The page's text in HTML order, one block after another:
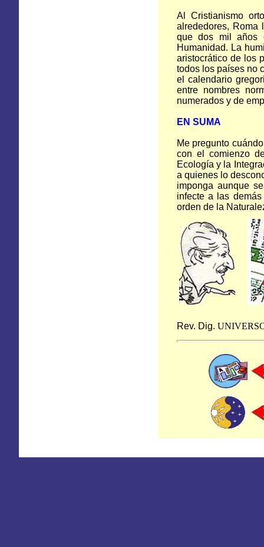
Al Cristianismo
alrededores, Roma
que dos mil años
Humanidad. La
aristocrático de los
todos los países no
el calendario
entre nombres
numerados y de
EN SUMA
Me pregunto
con el comienzo
Ecología y la
a quienes lo
imponga aunque
infecte a las
orden de la
Rev. Dig.